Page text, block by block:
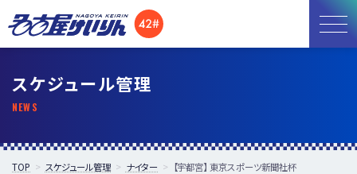
開催日程
施設紹介
スケジュール管理
TOP スケジュール管理 ナイター 【宇都宮】 東京スポーツ新聞社杯